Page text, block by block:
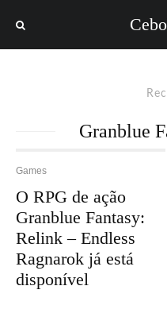
Granblue
Games
O RPG de ação
Granblue Fantasy:
Relink – Endless
Ragnarok já está
disponível